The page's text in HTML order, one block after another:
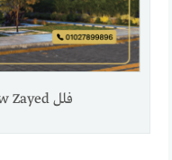
فلل Compound The 8 New Zayed